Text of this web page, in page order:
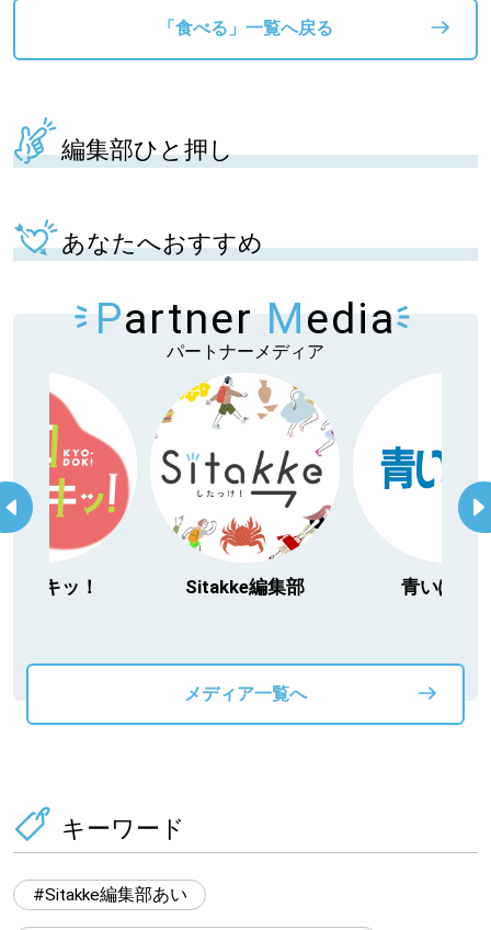
「食べる」一覧へ戻る
編集部ひと押し
あなたへおすすめ
Partner Media
パートナーメディア
編集部 青いぽすと
「北海道３大
メディア一覧へ
キーワード
Sitakke編集部あい